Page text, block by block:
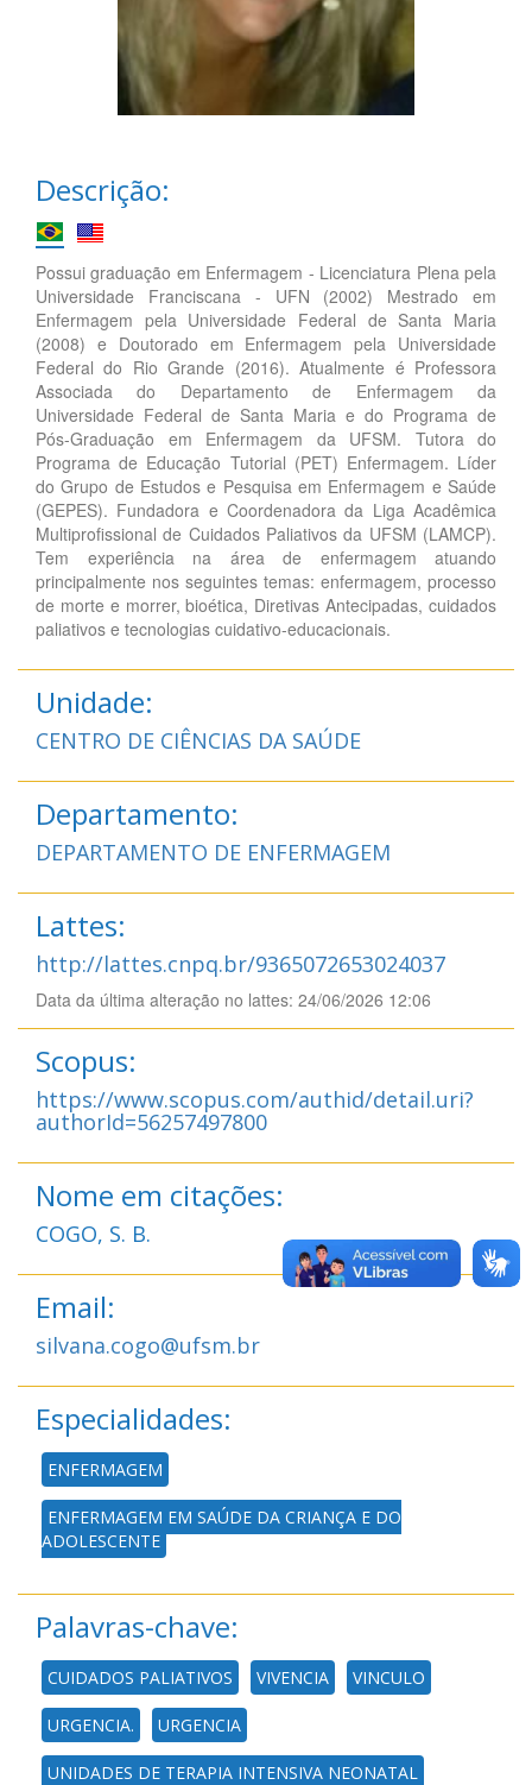
Descrição:
Possui graduação em Enfermagem - Licenciatura Plena pela
Universidade Franciscana - UFN (2002) Mestrado em
Enfermagem pela Universidade Federal de Santa Maria
(2008) e Doutorado em Enfermagem pela Universidade
Federal do Rio Grande (2016). Atualmente é Professora
Associada do Departamento de Enfermagem da
Universidade Federal de Santa Maria e do Programa de
Pós-Graduação em Enfermagem da UFSM. Tutora do
Programa de Educação Tutorial (PET) Enfermagem. Líder
do Grupo de Estudos e Pesquisa em Enfermagem e Saúde
(GEPES). Fundadora e Coordenadora da Liga Acadêmica
Multiprofissional de Cuidados Paliativos da UFSM (LAMCP).
Tem experiência na área de enfermagem atuando
principalmente nos seguintes temas: enfermagem, processo
de morte e morrer, bioética, Diretivas Antecipadas, cuidados
paliativos e tecnologias cuidativo-educacionais.
Unidade:
CENTRO DE CIÊNCIAS DA SAÚDE
Departamento:
DEPARTAMENTO DE ENFERMAGEM
Lattes:
http://lattes.cnpq.br/9365072653024037
Data da última alteração no lattes: 24/06/2026 12:06
Scopus:
https://www.scopus.com/authid/detail.uri?
authorId=56257497800
Nome em citações:
COGO, S. B.
Email:
silvana.cogo@ufsm.br
Especialidades:
ENFERMAGEM
ENFERMAGEM EM SAÚDE DA CRIANÇA E DO
ADOLESCENTE
Palavras-chave:
CUIDADOS PALIATIVOS VIVENCIA VINCULO
URGENCIA. URGENCIA
UNIDADES DE TERAPIA INTENSIVA NEONATAL